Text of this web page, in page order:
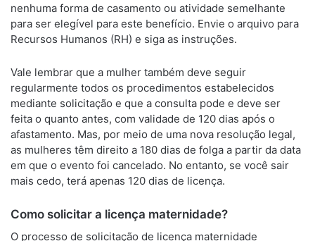
nenhuma forma de casamento ou atividade semelhante
para ser elegível para este benefício. Envie o arquivo para
Recursos Humanos (RH) e siga as instruções.
Vale lembrar que a mulher também deve seguir
regularmente todos os procedimentos estabelecidos
mediante solicitação e que a consulta pode e deve ser
feita o quanto antes, com validade de 120 dias após o
afastamento. Mas, por meio de uma nova resolução legal,
as mulheres têm direito a 180 dias de folga a partir da data
em que o evento foi cancelado. No entanto, se você sair
mais cedo, terá apenas 120 dias de licença.
Como solicitar a licença maternidade?
O processo de solicitação de licença maternidade